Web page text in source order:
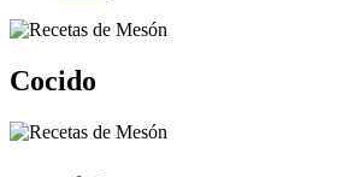
Cocido